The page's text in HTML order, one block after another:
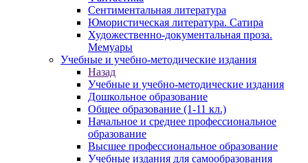
Сентиментальная литература
Юмористическая литература. Сатира
Художественно-документальная проза.
Мемуары
Учебные и учебно-методические издания
Назад
Учебные и учебно-методические издания
Дошкольное образование
Общее образование (1-11 кл.)
Начальное и среднее профессиональное
образование
Высшее профессиональное образование
Учебные издания для самообразования